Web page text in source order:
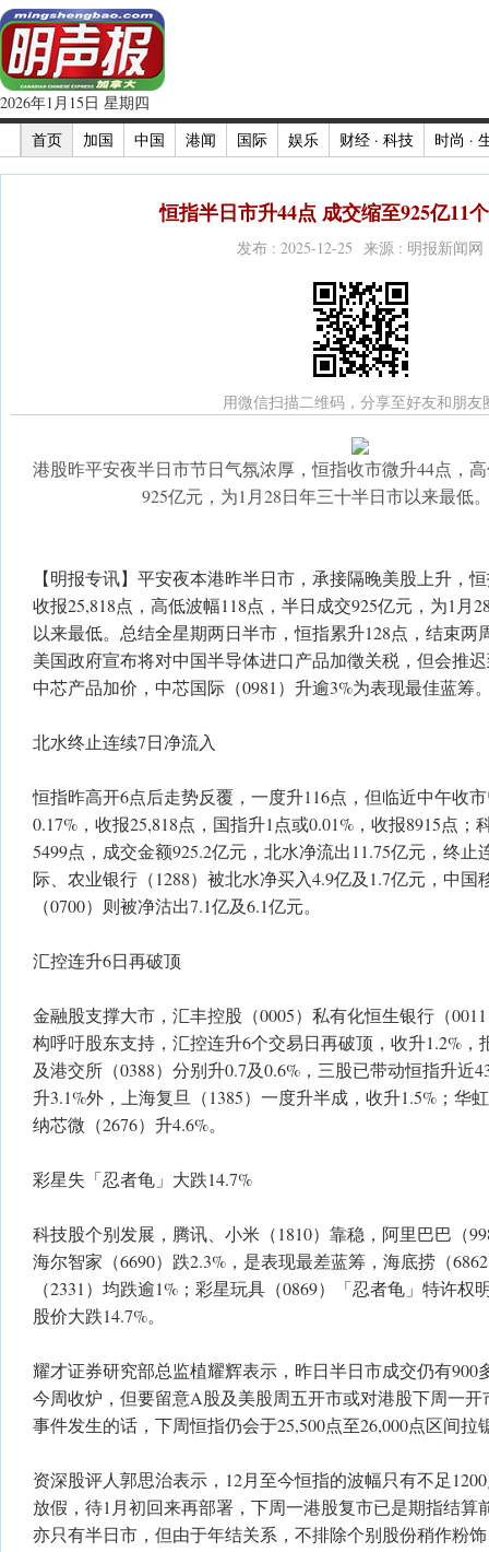
2026年1月15日 星期四
首页
加国 中国 港闻 国际 娱乐 财经 · 科技 时尚 ·
恒指半日市升44点 成交缩至925亿11
发布 : 2025-12-25 来源 : 明报新闻网
用微信扫描二维码，分享至好友和朋友
港股昨平安夜半日市节日气氛浓厚，恒指收市微升44点，
925亿元，为1月28日年三十半日市以来最低
【明报专讯】平安夜本港昨半日市，承接隔晚美股上升，
收报25,818点，高低波幅118点，半日成交925亿元，为1月
以来最低。总结全星期两日半市，恒指累升128点，结束两
美国政府宣布将对中国半导体进口产品加徵关税，但会推
中芯产品加价，中芯国际（0981）升逾3%为表现最佳蓝筹
北水终止连续7日净流入
恒指昨高开6点后走势反覆，一度升116点，但临近中午收
0.17%，收报25,818点，国指升1点或0.01%，收报8915点；
5499点，成交金额925.2亿元，北水净流出11.75亿元，终
际、农业银行（1288）被北水净买入4.9亿及1.7亿元，中国
（0700）则被净沽出7.1亿及6.1亿元。
汇控连升6日再破顶
金融股支撑大市，汇丰控股（0005）私有化恒生银行（
构呼吁股东支持，汇控连升6个交易日再破顶，收升1.2%，
及港交所（0388）分别升0.7及0.6%，三股已带动恒指升近
升3.1%外，上海复旦（1385）一度升半成，收升1.5%；华
纳芯微（2676）升4.6%。
彩星失「忍者龟」大跌14.7%
科技股个别发展，腾讯、小米（1810）靠稳，阿里巴巴（
海尔智家（6690）跌2.3%，是表现最差蓝筹，海底捞（
（2331）均跌逾1%；彩星玩具（0869）「忍者龟」特许
股价大跌14.7%。
耀才证券研究部总监植耀辉表示，昨日半日市成交仍有900
今周收炉，但要留意A股及美股周五开市或对港股下周一
事件发生的话，下周恒指仍会于25,500点至26,000点区间拉
资深股评人郭思治表示，12月至今恒指的波幅只有不足
放假，待1月初回来再部署，下周一港股复市已是期指结算
亦只有半日市，但由于年结关系，不排除个别股份稍作粉